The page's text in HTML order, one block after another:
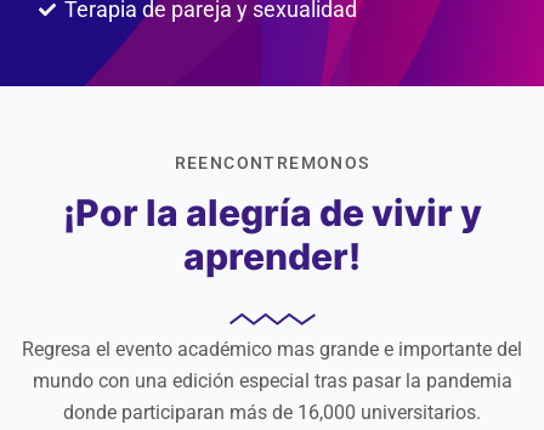
Terapia de pareja y sexualidad
REENCONTREMONOS
¡Por la alegría de vivir y
aprender!
Regresa el evento académico mas grande e importante del
mundo con una edición especial tras pasar la pandemia
donde participaran más de 16,000 universitarios.